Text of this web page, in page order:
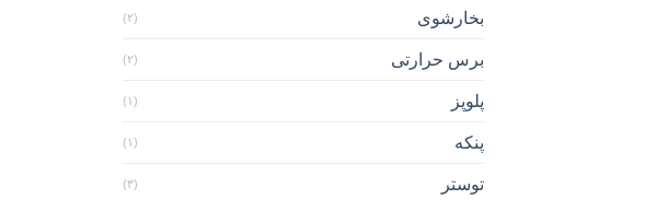
بخارشوی (۲)
برس حرارتی (۲)
پلوپز (۱)
پنکه (۱)
توستر (۳)